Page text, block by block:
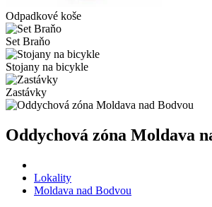
Odpadkové koše
Set Braňo
Stojany na bicykle
Zastávky
Oddychová zóna Moldava
Lokality
Moldava nad Bodvou